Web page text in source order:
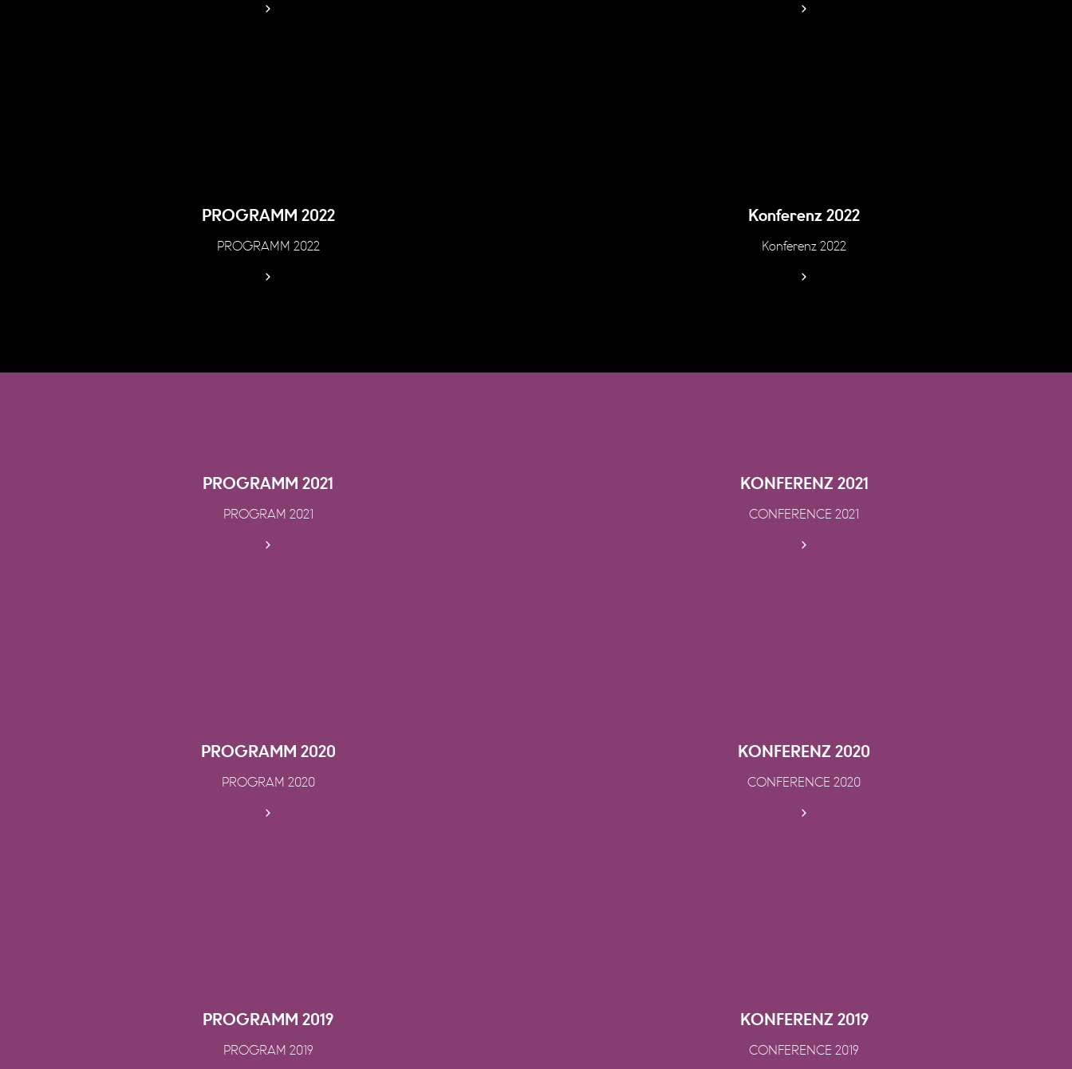
PROGRAMM 2022
PROGRAMM 2022
Konferenz 2022
Konferenz 2022
PROGRAMM 2021
PROGRAM 2021
KONFERENZ 2021
CONFERENCE 2021
PROGRAMM 2020
PROGRAM 2020
KONFERENZ 2020
CONFERENCE 2020
PROGRAMM 2019
PROGRAM 2019
KONFERENZ 2019
CONFERENCE 2019